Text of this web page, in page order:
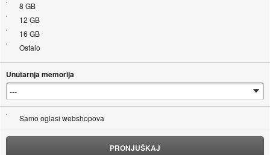
8 GB
12 GB
16 GB
Ostalo
Unutarnja memorija
Samo oglasi webshopova
PRONJUŠKAJ